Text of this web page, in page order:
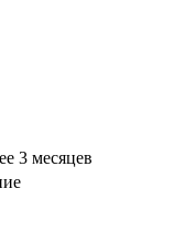
3 месяцев